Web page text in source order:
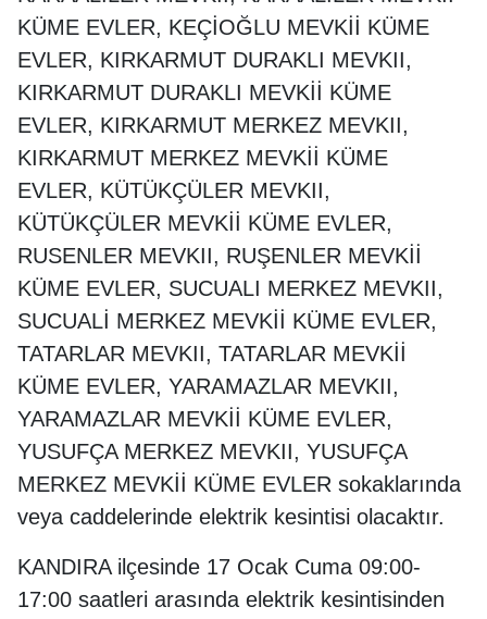
KÜME EVLER, KEÇİOĞLU MEVKİİ KÜME
EVLER, KIRKARMUT DURAKLI MEVKII,
KIRKARMUT DURAKLI MEVKİİ KÜME
EVLER, KIRKARMUT MERKEZ MEVKII,
KIRKARMUT MERKEZ MEVKİİ KÜME
EVLER, KÜTÜKÇÜLER MEVKII,
KÜTÜKÇÜLER MEVKİİ KÜME EVLER,
RUSENLER MEVKII, RUŞENLER MEVKİİ
KÜME EVLER, SUCUALI MERKEZ MEVKII,
SUCUALİ MERKEZ MEVKİİ KÜME EVLER,
TATARLAR MEVKII, TATARLAR MEVKİİ
KÜME EVLER, YARAMAZLAR MEVKII,
YARAMAZLAR MEVKİİ KÜME EVLER,
YUSUFÇA MERKEZ MEVKII, YUSUFÇA
MERKEZ MEVKİİ KÜME EVLER sokaklarında
veya caddelerinde elektrik kesintisi olacaktır.
KANDIRA ilçesinde 17 Ocak Cuma 09:00-
17:00 saatleri arasında elektrik kesintisinden